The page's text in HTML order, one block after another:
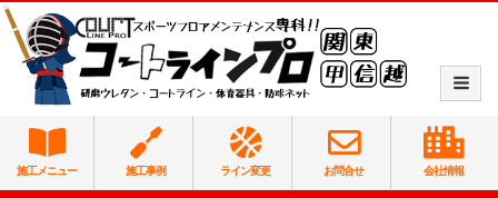
施工メニュー 施工事例 ライン変更 お問合せ 会社情報